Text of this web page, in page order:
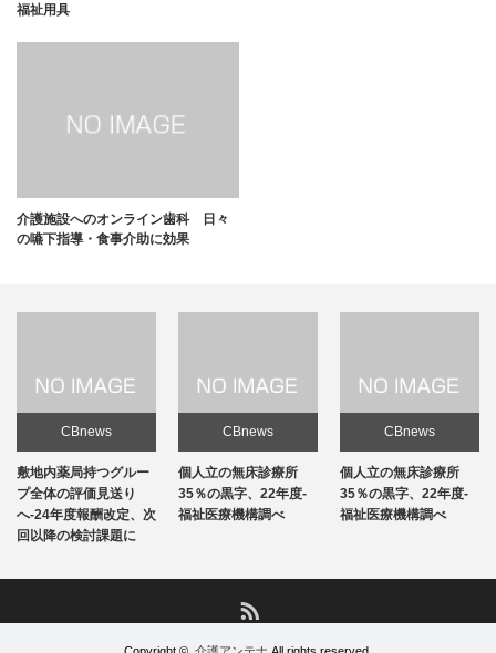
福祉用具
介護施設へのオンライン歯科 日々
の嚥下指導・食事介助に効果
CBnews
敷地内薬局持つグルー
プ全体の評価見送り
へ-24年度報酬改定、次
回以降の検討課題に
CBnews
個人立の無床診療所
35％の黒字、22年度-
福祉医療機構調べ
CBnews
個人立の無床診療所
35％の黒字、22年度-
福祉医療機構調べ
Copyright © 介護アンテナ All rights reserved.